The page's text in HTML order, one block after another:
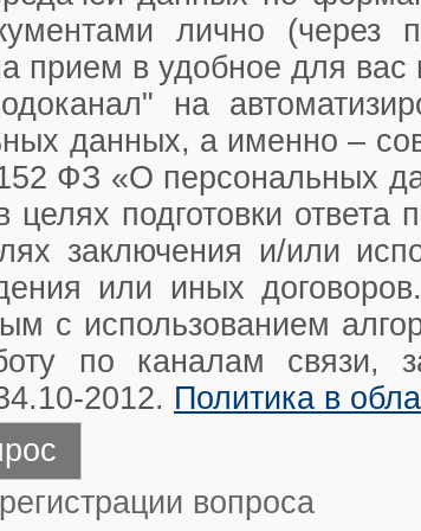
лично
прием в удобное для
на
данных, а именно –
ФЗ «О персональных
подготовки ответа
заключения и/или
или иных
с использованием
по каналам
2012. Политика в
вопроса